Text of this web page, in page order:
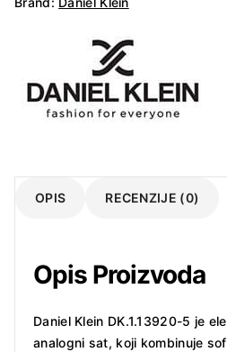
OPIS RECENZIJE (0)
Opis Proizvoda
Daniel Klein DK.1.13920-5 je
analogni sat, koji kombinuje